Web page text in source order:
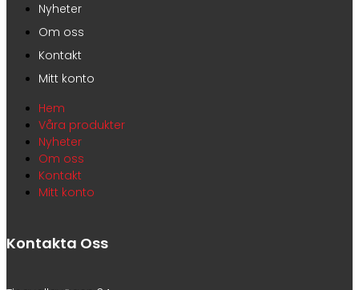
Nyheter
Om oss
Kontakt
Mitt konto
Hem
Våra produkter
Nyheter
Om oss
Kontakt
Mitt konto
Kontakta Oss